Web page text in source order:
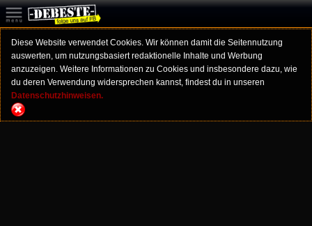
Diese Website verwendet Cookies. Wir können damit die Seitennutzung
auswerten, um nutzungsbasiert redaktionelle Inhalte und Werbung
anzuzeigen. Weitere Informationen zu Cookies und insbesondere dazu, wie
du deren Verwendung widersprechen kannst, findest du in unseren
Datenschutzhinweisen.